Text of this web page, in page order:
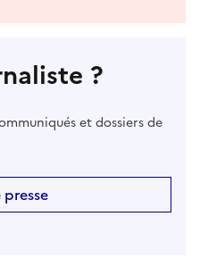
?
et dossiers de
presse